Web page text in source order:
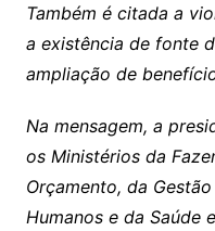
Também é citada a
a existência de fonte
ampliação de
Na mensagem, a
os Ministérios da
Orçamento, da
Humanos e da Saúde